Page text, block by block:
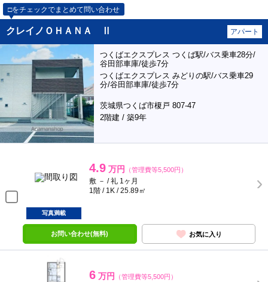
□をチェックでまとめて問い合わせ
クレイノＯＨＡＮＡ Ⅱ アパート
つくばエクスプレス つくば駅/バス乗車28分/
谷田部車庫/徒歩7分
つくばエクスプレス みどりの駅/バス乗車29
分/谷田部車庫/徒歩7分
茨城県つくば市榎戸 807-47
2階建 / 築9年
4.9 万円 （管理費等5,500円）
敷 － / 礼 1ヶ月
1階 / 1K / 25.89㎡
写真満載
お問い合わせ(無料) お気に入り
6 万円 （管理費等5,500円）